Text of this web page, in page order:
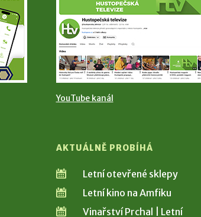
YouTube kanál
AKTUÁLNĚ PROBÍHÁ
Letní otevřené sklepy
Letní kino na Amfiku
Vinařství Prchal | Letní